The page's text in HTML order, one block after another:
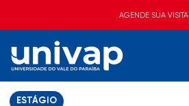
AGENDE SUA VISITA
ESTÁGIO